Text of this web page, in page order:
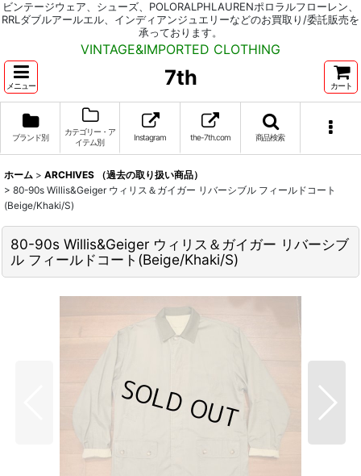
ビンテージウェア、シューズ、POLORALPHLAURENポロラルフローレン、
RRLダブルアールエル、インディアンジュエリーなどのお買取り/委託販売を
承っております。
VINTAGE&IMPORTED CLOTHING
メニュー 7th カート
ブランド別
カテゴリー・ア
イテム別
Instagram the-7th.com 商品検索
ホーム > ARCHIVES （過去の取り扱い商品）
> 80-90s Willis&Geiger ウィリス＆ガイガー リバーシブル フィールドコート
(Beige/Khaki/S)
80-90s Willis&Geiger ウィリス＆ガイガー リバーシブ
ル フィールドコート(Beige/Khaki/S)